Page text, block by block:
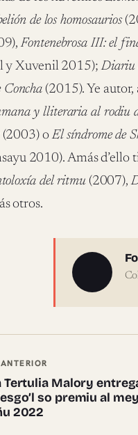
de los homosaurios
Fontenebrosa III: el
y Xuvenil 2015);Diariu
(2015). Ye autor,
y lliteraria al rodiu
(2003) oEl síndrome de
2010). Amás
del ritmu(2007),
otros.
Sobre
Tertulia Malory
so premiu al
2022